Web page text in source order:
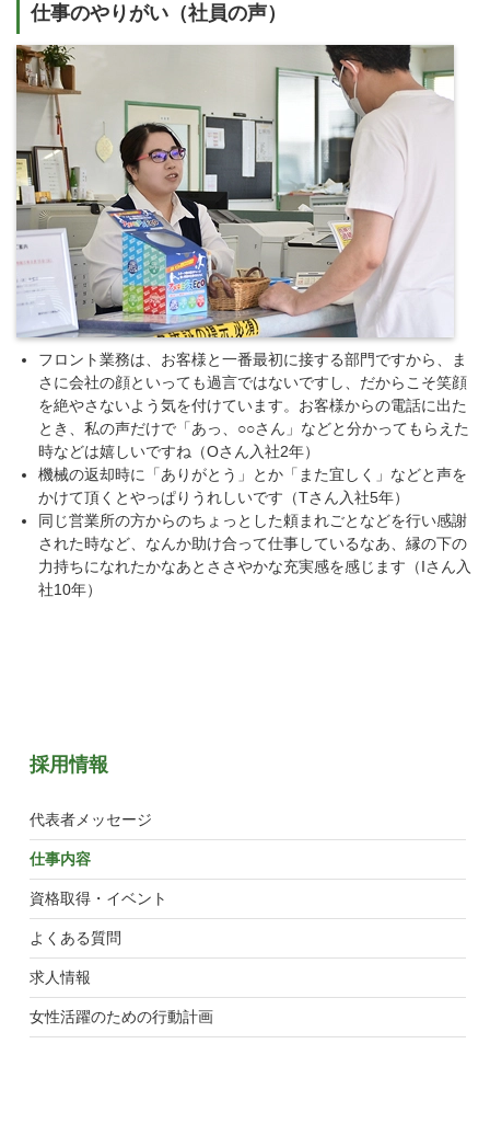
仕事のやりがい（社員の声）
フロント業務は、お客様と一番最初に接する部門ですから、ま
さに会社の顔といっても過言ではないですし、だからこそ笑顔
を絶やさないよう気を付けています。お客様からの電話に出た
とき、私の声だけで「あっ、○○さん」などと分かってもらえた
時などは嬉しいですね（Oさん入社2年）
機械の返却時に「ありがとう」とか「また宜しく」などと声を
かけて頂くとやっぱりうれしいです（Tさん入社5年）
同じ営業所の方からのちょっとした頼まれごとなどを行い感謝
された時など、なんか助け合って仕事しているなあ、縁の下の
力持ちになれたかなあとささやかな充実感を感じます（Iさん入
社10年）
採用情報
代表者メッセージ
仕事内容
資格取得・イベント
よくある質問
求人情報
女性活躍のための行動計画